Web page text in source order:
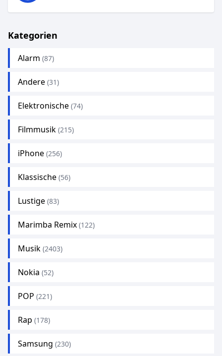
Kategorien
Alarm (87)
Andere (31)
Elektronische (74)
Filmmusik (215)
iPhone (256)
Klassische (56)
Lustige (83)
Marimba Remix (122)
Musik (2403)
Nokia (52)
POP (221)
Rap (178)
Samsung (230)